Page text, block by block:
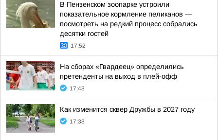
В Пензенском зоопарке устроили
показательное кормление пеликанов —
посмотреть на редкий процесс собрались
десятки гостей
17:52
На сборах «Гвардеец» определились
претенденты на выход в плей-офф
17:48
Как изменится сквер Дружбы в 2027 году
17:38